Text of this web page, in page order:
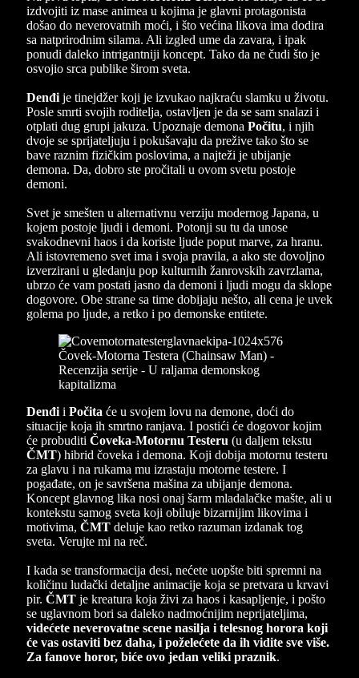
izdvojiti iz mase animea u kojima je glavni protagonista
došao do neverovatnih moći, i što većina likova ima dodira
sa natprirodnim silama. Ali izgled ume da zavara, i ipak
ponudi daleko intrigantniji koncept. Tako da ne čudi što je
osvojio srca publike širom sveta.
Denđi je tinejdžer koji je izvukao najkraću slamku u životu.
Posle smrti svojih roditelja, ostavljen je da se sam snalazi i
otplati dug grupi jakuza. Upoznaje demona Počitu, i njih
dvoje se sprijateljuju i pokušavaju da prežive tako što se
bave raznim fizičkim poslovima, a najteži je ubijanje
demona. Da, dobro ste pročitali u ovom svetu postoje
demoni.
Svet je smešten u alternativnu verziju modernog Japana, u
kojem postoje ljudi i demoni. Potonji su tu da unose
svakodnevni haos i da koriste ljude poput marve, za hranu.
Ali istovremeno svet ima i svoja pravila, a ako ste dovoljno
izverzirani u gledanju pop kulturnih žanrovskih zavrzlama,
ubrzo će vam postati jasno da demoni i ljudi mogu da sklope
dogovore. Obe strane sa time dobijaju nešto, ali cena je uvek
golema po ljude, a retko i po demonske entitete.
Denđi i Počita će u svojem lovu na demone, doći do
situacije koja ih smrtno ranjava. I postići će dogovor kojim
će probuditi Čoveka-Motornu Testeru (u daljem tekstu
ČMT) hibrid čoveka i demona. Koji dobija motornu testeru
za glavu i na rukama mu izrastaju motorne testere. I
pogađate, on je savršena mašina za ubijanje demona.
Koncept glavnog lika nosi onaj šarm mladalačke mašte, ali u
kontekstu samog sveta koji obiluje bizarnijim likovima i
motivima, ČMT deluje kao retko razuman izdanak tog
sveta. Verujte mi na reč.
I kada se transformacija desi, nećete uopšte biti spremni na
količinu ludački detaljne animacije koja se pretvara u krvavi
pir. ČMT je kreatura koja živi za haos i kasapljenje, i pošto
se uglavnom bori sa daleko nadmoćnijim neprijateljima,
videćete neverovatne scene nasilja i telesnog horora koji
će vas ostaviti bez daha, i poželećete da ih vidite sve više.
Za fanove horor, biće ovo jedan veliki praznik.